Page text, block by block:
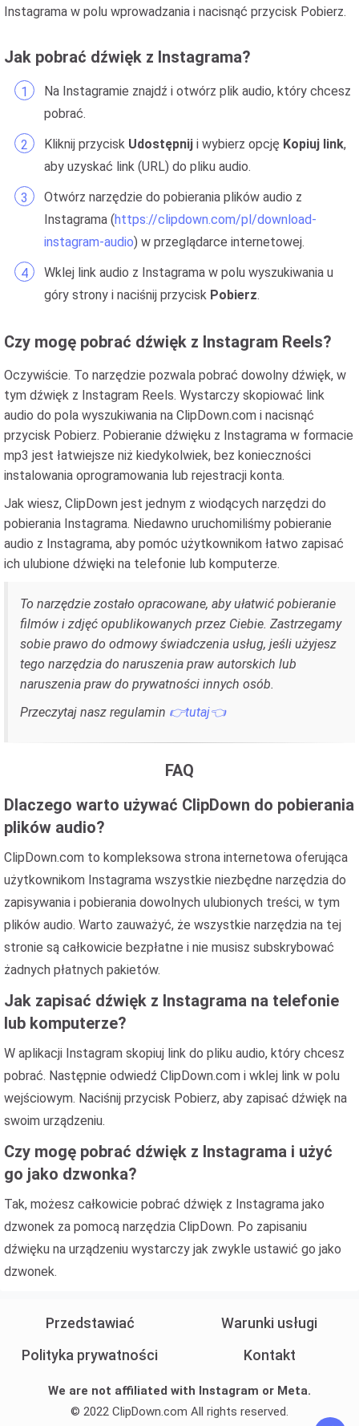
Instagrama w polu wprowadzania i nacisnąć przycisk Pobierz.
Jak pobrać dźwięk z Instagrama?
Na Instagramie znajdź i otwórz plik audio, który chcesz
pobrać.
Kliknij przycisk Udostępnij i wybierz opcję Kopiuj link,
aby uzyskać link (URL) do pliku audio.
Otwórz narzędzie do pobierania plików audio z
Instagrama (https://clipdown.com/pl/download-
instagram-audio) w przeglądarce internetowej.
Wklej link audio z Instagrama w polu wyszukiwania u
góry strony i naciśnij przycisk Pobierz.
Czy mogę pobrać dźwięk z Instagram Reels?
Oczywiście. To narzędzie pozwala pobrać dowolny dźwięk, w
tym dźwięk z Instagram Reels. Wystarczy skopiować link
audio do pola wyszukiwania na ClipDown.com i nacisnąć
przycisk Pobierz. Pobieranie dźwięku z Instagrama w formacie
mp3 jest łatwiejsze niż kiedykolwiek, bez konieczności
instalowania oprogramowania lub rejestracji konta.
Jak wiesz, ClipDown jest jednym z wiodących narzędzi do
pobierania Instagrama. Niedawno uruchomiliśmy pobieranie
audio z Instagrama, aby pomóc użytkownikom łatwo zapisać
ich ulubione dźwięki na telefonie lub komputerze.
To narzędzie zostało opracowane, aby ułatwić pobieranie
filmów i zdjęć opublikowanych przez Ciebie. Zastrzegamy
sobie prawo do odmowy świadczenia usług, jeśli użyjesz
tego narzędzia do naruszenia praw autorskich lub
naruszenia praw do prywatności innych osób.
Przeczytaj nasz regulamin 👉tutaj👈
FAQ
Dlaczego warto używać ClipDown do pobierania
plików audio?
ClipDown.com to kompleksowa strona internetowa oferująca
użytkownikom Instagrama wszystkie niezbędne narzędzia do
zapisywania i pobierania dowolnych ulubionych treści, w tym
plików audio. Warto zauważyć, że wszystkie narzędzia na tej
stronie są całkowicie bezpłatne i nie musisz subskrybować
żadnych płatnych pakietów.
Jak zapisać dźwięk z Instagrama na telefonie
lub komputerze?
W aplikacji Instagram skopiuj link do pliku audio, który chcesz
pobrać. Następnie odwiedź ClipDown.com i wklej link w polu
wejściowym. Naciśnij przycisk Pobierz, aby zapisać dźwięk na
swoim urządzeniu.
Czy mogę pobrać dźwięk z Instagrama i użyć
go jako dzwonka?
Tak, możesz całkowicie pobrać dźwięk z Instagrama jako
dzwonek za pomocą narzędzia ClipDown. Po zapisaniu
dźwięku na urządzeniu wystarczy jak zwykle ustawić go jako
dzwonek.
Przedstawiać
Warunki usługi
Polityka prywatności
Kontakt
We are not affiliated with Instagram or Meta.
© 2022 ClipDown.com All rights reserved.